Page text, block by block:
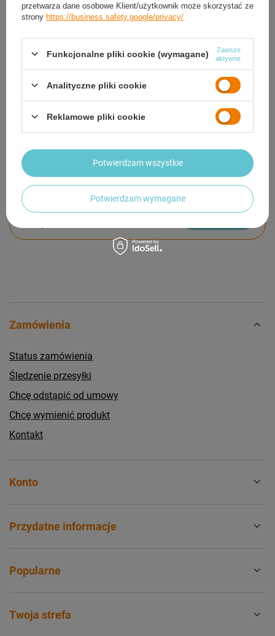
Smile - dostawy ze sklepów internetowych przy zamówieniu od50,00 złsą za
darmoWięcej informacji.
SZCZEGÓŁOWE DANE
GWARANCJA
Potrzebujesz pomocy? Masz pytania?
Zadaj pytanie a my odpowiemy niezwłocznie,
Zadaj pytanie
Zamówienia
Status zamówienia
Śledzenie przesyłki
Chcę odstąpić od umowy
Chcę wymienić produkt
Kontakt
Konto
Przydatne informacje
Popularne
Twoja strefa
przetwarza dane osobowe Klient/użytkownik może skorzystać ze
strony https://business.safety.google/privacy/
Funkcjonalne pliki cookie (wymagane)
Zawsze
aktywne
Analityczne pliki cookie
Reklamowe pliki cookie
Potwierdzam wymagane
Potwierdzam wszystkie